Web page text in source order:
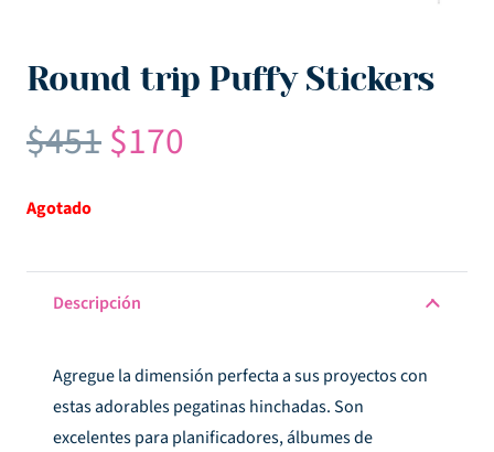
Round trip Puffy Stickers
$451El
precio
$451.
$170
$170.
Agotado
Descripción
Agregue la dimensión perfecta a sus proyectos con
estas adorables pegatinas hinchadas.Son
excelentes para planificadores, álbumes de